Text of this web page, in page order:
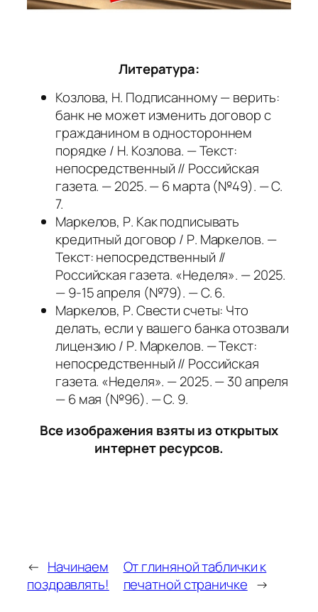
Литература:
Козлова, Н. Подписанному — верить:
банк не может изменить договор с
гражданином в одностороннем
порядке / Н. Козлова. — Текст:
непосредственный // Российская
газета. — 2025. — 6 марта (№49). — С.
7.
Маркелов, Р. Как подписывать
кредитный договор / Р. Маркелов. —
Текст: непосредственный //
Российская газета. «Неделя». — 2025.
— 9-15 апреля (№79). — С. 6.
Маркелов, Р. Свести счеты: Что
делать, если у вашего банка отозвали
лицензию / Р. Маркелов. — Текст:
непосредственный // Российская
газета. «Неделя». — 2025. — 30 апреля
— 6 мая (№96). — С. 9.
Все изображения взяты из открытых
интернет ресурсов.
← Начинаем
поздравлять!
От глиняной таблички к
печатной страничке →